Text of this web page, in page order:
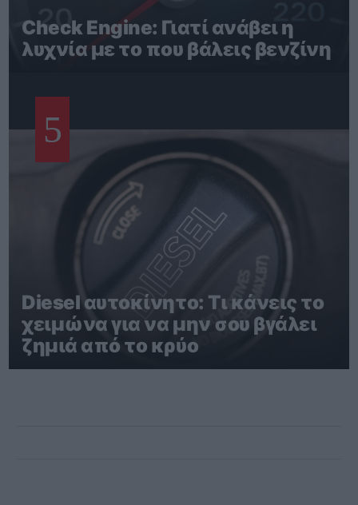
Check Engine: Γιατί ανάβει η
λυχνία με το που βάλεις βενζίνη
5
Diesel αυτοκίνητο: Τι κάνεις το
χειμώνα για να μην σου βγάλει
ζημιά από το κρύο